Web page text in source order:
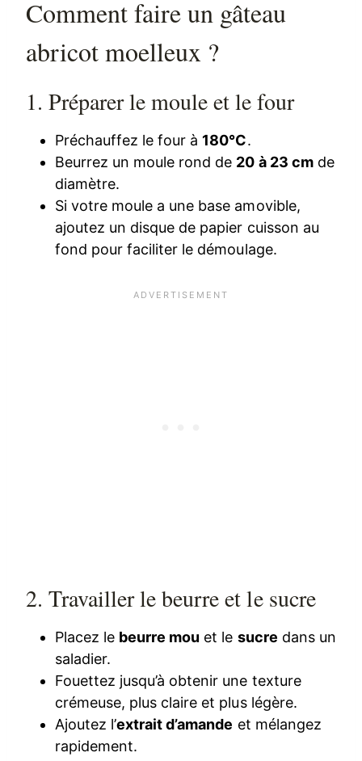
Comment faire un gâteau
abricot moelleux ?
1. Préparer le moule et le four
Préchauffez le four à 180°C.
Beurrez un moule rond de 20 à 23 cmde
diamètre.
Si votre moule a une base amovible,
ajoutez un disque de papier cuisson au
fond pour faciliter le démoulage.
2. Travailler le beurre et le sucre
Placez le beurre mou et le sucre dans un
saladier.
Fouettez jusqu’à obtenir une texture
crémeuse, plus claire et plus légère.
Ajoutez l’extrait d’amande et mélangez
rapidement.